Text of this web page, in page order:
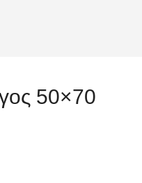
50×70